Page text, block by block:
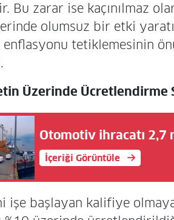
Bu zarar ise kaçınılmaz
olumsuz bir etki
tetiklemesinin
Üzerinde Ücretlendirme
Otomotiv ihracatı
İçeriği Görüntüle
işe başlayan kalifiye